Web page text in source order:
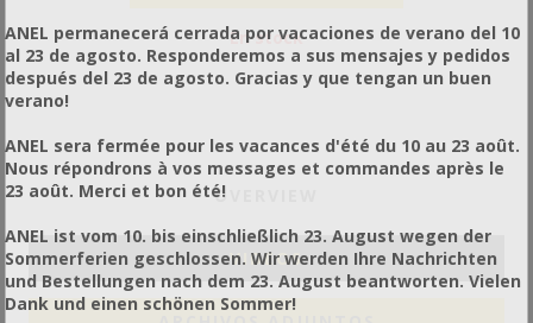
En stock
OVERVIEW
VIDEOS
ANEL permanecerá cerrada por vacaciones de verano del 10
al 23 de agosto. Responderemos a sus mensajes y pedidos
después del 23 de agosto. Gracias y que tengan un buen
verano!
ANEL sera fermée pour les vacances d'été du 10 au 23 août.
Nous répondrons à vos messages et commandes après le
23 août. Merci et bon été!
ANEL ist vom 10. bis einschließlich 23. August wegen der
Sommerferien geschlossen. Wir werden Ihre Nachrichten
und Bestellungen nach dem 23. August beantworten. Vielen
Dank und einen schönen Sommer!